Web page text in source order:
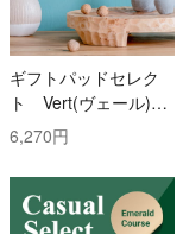
ギフトパッドセレク
ト Vert(ヴェール)コ
ース
6,270円